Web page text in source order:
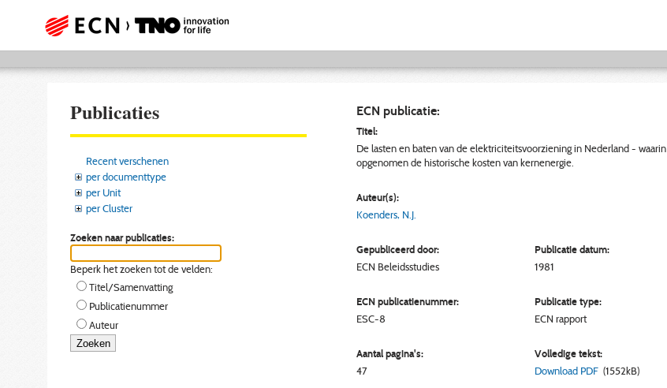
Publicaties
Recent verschenen
per documenttype
per Unit
per Cluster
Zoeken naar publicaties:
Beperk het zoeken tot de velden:
Titel/Samenvatting
Publicatienummer
Auteur
ECN publicatie:
Titel:
De lasten en baten van de elektriciteitsvoorziening in Nederland - waarin
opgenomen de historische kosten van kernenergie.
Auteur(s):
Koenders, N.J.
Gepubliceerd door:
Publicatie datum:
ECN Beleidsstudies 1981
ECN publicatienummer:
Publicatie type:
ESC-8
ECN rapport
Aantal pagina's:
Volledige tekst:
47
Download PDF (1552kB)